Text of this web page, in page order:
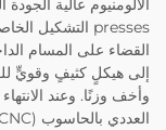
القضاء على المسام
إلى هيكلٍ كثيفٍ وقويٍّ
وأخف وزنًا. وعند